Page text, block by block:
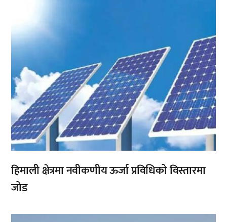
हिमाली क्षेत्रमा नवीकणीय ऊर्जा प्रविधिको विस्तारमा
जोड